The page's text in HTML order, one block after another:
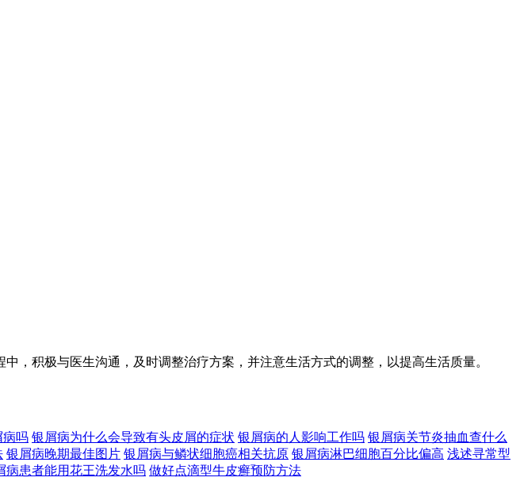
，积极与医生沟通，及时调整治疗方案，并注意生活方式的调整，以提高生活质量。
病吗 银屑病为什么会导致有头皮屑的症状 银屑病的人影响工作吗 银屑病关节炎抽血查什么
银屑病晚期最佳图片 银屑病与鳞状细胞癌相关抗原 银屑病淋巴细胞百分比偏高 浅述寻常型
病患者能用花王洗发水吗 做好点滴型牛皮癣预防方法